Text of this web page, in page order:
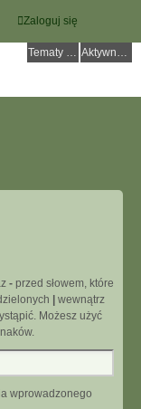
Zaloguj się
Tematy bez odpowiedzi Aktywne tematy
- przed słowem, które
wewnątrz
Możesz użyć
wprowadzonego